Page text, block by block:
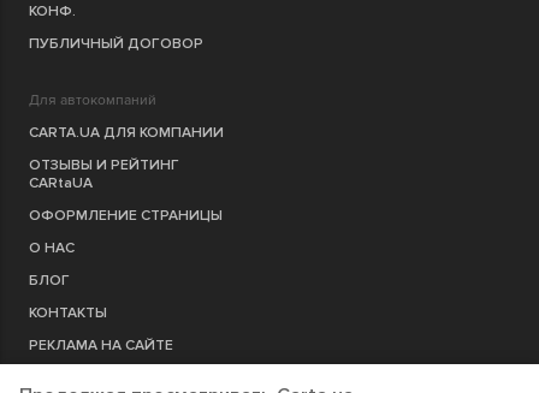
КОНФ.
ПУБЛИЧНЫЙ ДОГОВОР
Для автокомпаний
CARTA.UA ДЛЯ КОМПАНИИ
ОТЗЫВЫ И РЕЙТИНГ
CARtaUA
ОФОРМЛЕНИЕ СТРАНИЦЫ
О НАС
БЛОГ
КОНТАКТЫ
РЕКЛАМА НА САЙТЕ